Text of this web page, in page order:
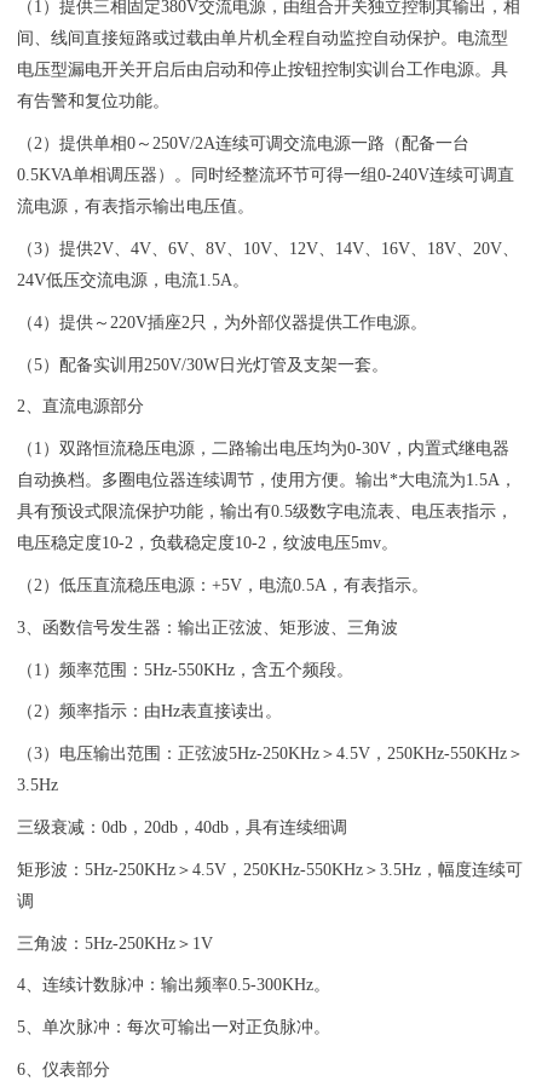
（1）提供三相固定380V交流电源，由组合开关独立控制其输出，相
间、线间直接短路或过载由单片机全程自动监控自动保护。电流型
电压型漏电开关开启后由启动和停止按钮控制实训台工作电源。具
有告警和复位功能。
（2）提供单相0～250V/2A连续可调交流电源一路（配备一台
0.5KVA单相调压器）。同时经整流环节可得一组0-240V连续可调直
流电源，有表指示输出电压值。
（3）提供2V、4V、6V、8V、10V、12V、14V、16V、18V、20V、
24V低压交流电源，电流1.5A。
（4）提供～220V插座2只，为外部仪器提供工作电源。
（5）配备实训用250V/30W日光灯管及支架一套。
2、直流电源部分
（1）双路恒流稳压电源，二路输出电压均为0-30V，内置式继电器
自动换档。多圈电位器连续调节，使用方便。输出*大电流为1.5A，
具有预设式限流保护功能，输出有0.5级数字电流表、电压表指示，
电压稳定度10-2，负载稳定度10-2，纹波电压5mv。
（2）低压直流稳压电源：+5V，电流0.5A，有表指示。
3、函数信号发生器：输出正弦波、矩形波、三角波
（1）频率范围：5Hz-550KHz，含五个频段。
（2）频率指示：由Hz表直接读出。
（3）电压输出范围：正弦波5Hz-250KHz＞4.5V，250KHz-550KHz＞
3.5Hz
三级衰减：0db，20db，40db，具有连续细调
矩形波：5Hz-250KHz＞4.5V，250KHz-550KHz＞3.5Hz，幅度连续可
调
三角波：5Hz-250KHz＞1V
4、连续计数脉冲：输出频率0.5-300KHz。
5、单次脉冲：每次可输出一对正负脉冲。
6、仪表部分